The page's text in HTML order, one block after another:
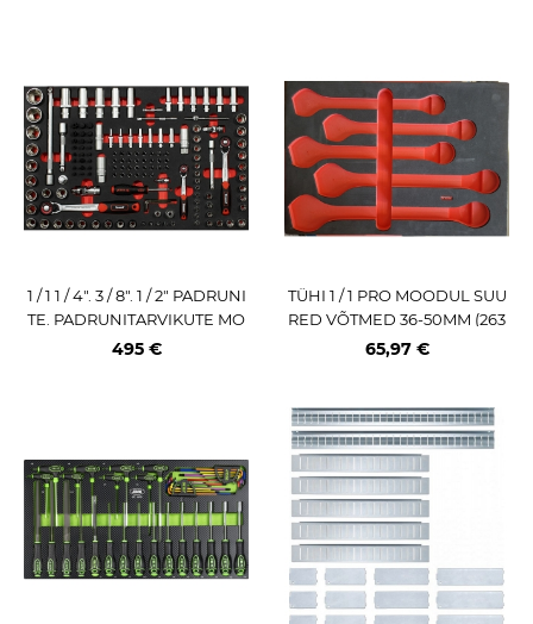
1 / 1 1 / 4". 3 / 8". 1 / 2" PADRUNI
TE. PADRUNITARVIKUTE MO
ODUL KÄRUST 40236T TRIU
495 €
TÜHI 1 / 1 PRO MOODUL SUU
RED VÕTMED 36-50MM (263
42T KÄRULE) TRIUMF
65,97 €